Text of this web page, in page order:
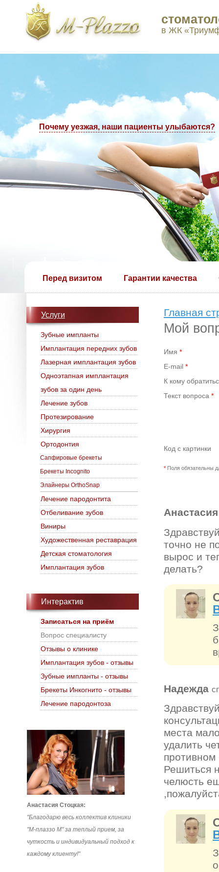
в ЖК
в Москве: +7(495) 223-77-97, +7(495) 223-77-98
Почему уезжая, наши пациенты улыбаются?
Перед визитом Гарантии качества
Главная
Мой
Имя *
E-mail *
К кому
Текст вопроса *
Код с картинки
* Поля обязательны
точно не
вырос и
делать?
Надежда
места
удалить
противном
Решиться
челюсть
Услуги
Зубные импланты
Имплантация передних зубов
Лазерная имплантация зубов
Одноэтапная имплантация
зубов за один день
Лечение зубов
Протезирование
Хирургия
Ортодонтия
Сапфировые брекеты
Брекеты Incognito
Элайнеры OrthoSnap
Лечение пародонтита
Отбеливание зубов
Виниры
Художественная реставрация
Детская стоматология
Имплантация зубов
Интерактив
Записаться на приём
Вопрос специалисту
Отзывы о клинике
Имплантация зубов - отзывы
Зубные импланты - отзывы
Брекеты Инкогнито - отзывы
Лечение пародонтоза
Анастасия Стоцкая:
"Благодарю весь коллектив клиники
"М-плаззо М" за теплый прием, за
чуткость и индивидуальный подход к
каждому клиенту!"